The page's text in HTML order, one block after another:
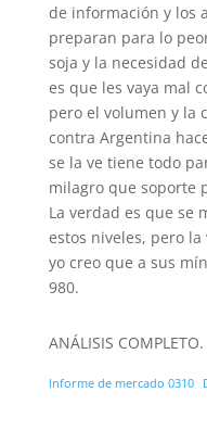
de información y los
preparan para lo
soja y la necesidad
es que les vaya mal
pero el volumen y la
contra Argentina
se la ve tiene todo
milagro que soporte
La verdad es que se
estos niveles, pero
yo creo que a sus
980.
ANÁLISIS COMPLETO.
Informe de mercado 0310